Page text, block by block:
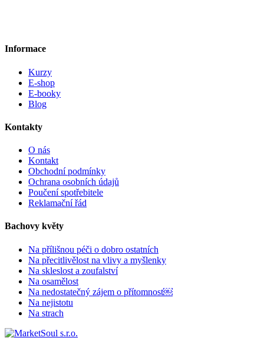
Informace
Kurzy
E-shop
E-booky
Blog
Kontakty
O nás
Kontakt
Obchodní podmínky
Ochrana osobních údajů
Poučení spotřebitele
Reklamační řád
Bachovy květy
Na přílišnou péči o dobro ostatních
Na přecitlivělost na vlivy a myšlenky
Na skleslost a zoufalství
Na osamělost
Na nedostatečný zájem o přítomnost￼
Na nejistotu
Na strach